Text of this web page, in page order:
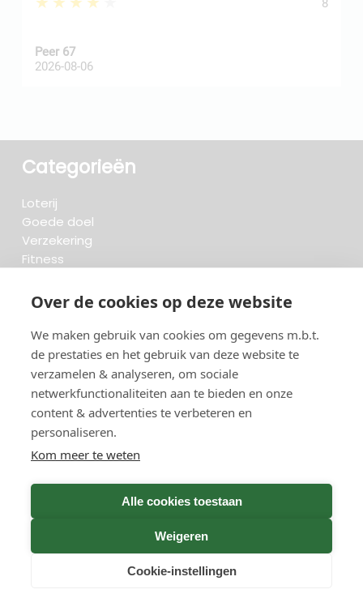
Over de cookies op deze website
We maken gebruik van cookies om gegevens m.b.t.
de prestaties en het gebruik van deze website te
verzamelen & analyseren, om sociale
netwerkfunctionaliteiten aan te bieden en onze
content & advertenties te verbeteren en
personaliseren.
Kom meer te weten
Alle cookies toestaan
Weigeren
Cookie-instellingen
8
Peer 67
2026-08-06
Categorieën
Loterij
Goede doel
Verzekering
Fitness
Opzeggen.be
FAQ
Beoordelingen
Blog
Meteen opzeggen
736 opzeggingen afgelopen 30 dagen - 3.666.127
GreenOnline BV Gebruiksvoorwaarden